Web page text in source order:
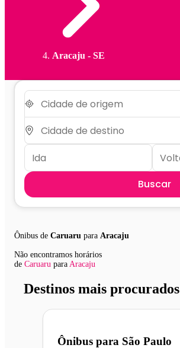
Aracaju - SE
Buscar
Ônibus de Caruaru para Aracaju
Não encontramos horários
de Caruaru para Aracaju
Destinos mais procurados
Ônibus para São Paulo